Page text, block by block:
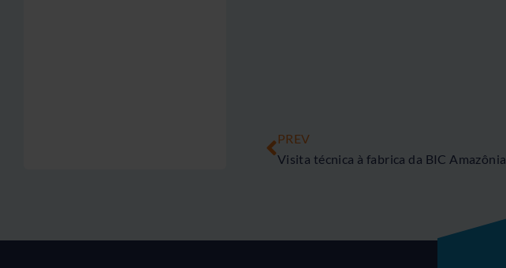
PREV
Visita técnica à fabrica da BIC Amazônia